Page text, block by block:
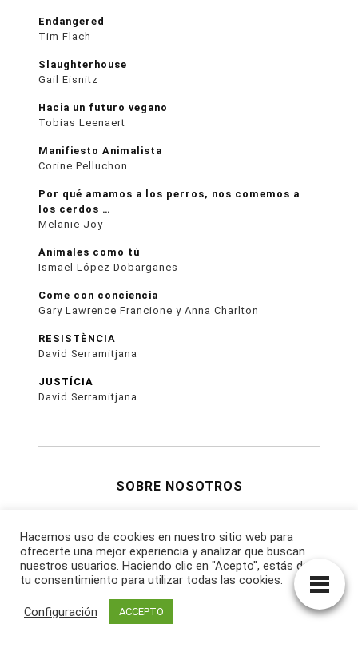
Endangered
Tim Flach
Slaughterhouse
Gail Eisnitz
Hacia un futuro vegano
Tobias Leenaert
Manifiesto Animalista
Corine Pelluchon
Por qué amamos a los perros, nos comemos a
los cerdos …
Melanie Joy
Animales como tú
Ismael López Dobarganes
Come con conciencia
Gary Lawrence Francione y Anna Charlton
RESISTÈNCIA
David Serramitjana
JUSTÍCIA
David Serramitjana
SOBRE NOSOTROS
Art Vegan Poster 2021
Consultoría Restaurantes
Diseño & Comunicación
Garrotxa Cuina Viva!
Hazte colaborador
Media Kit
Hacemos uso de cookies en nuestro sitio web para
ofrecerte una mejor experiencia y analizar que buscan
nuestros usuarios. Haciendo clic en "Acepto", estás dando
tu consentimiento para utilizar todas las cookies.
Configuración ACCEPTO